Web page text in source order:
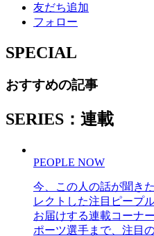
友だち追加
フォロー
SPECIAL
おすすめの記事
SERIES：連載
PEOPLE NOW
今、この人の話が聞き
レクトした注目ピープ
お届けする連載コーナ
ポーツ選手まで、注目